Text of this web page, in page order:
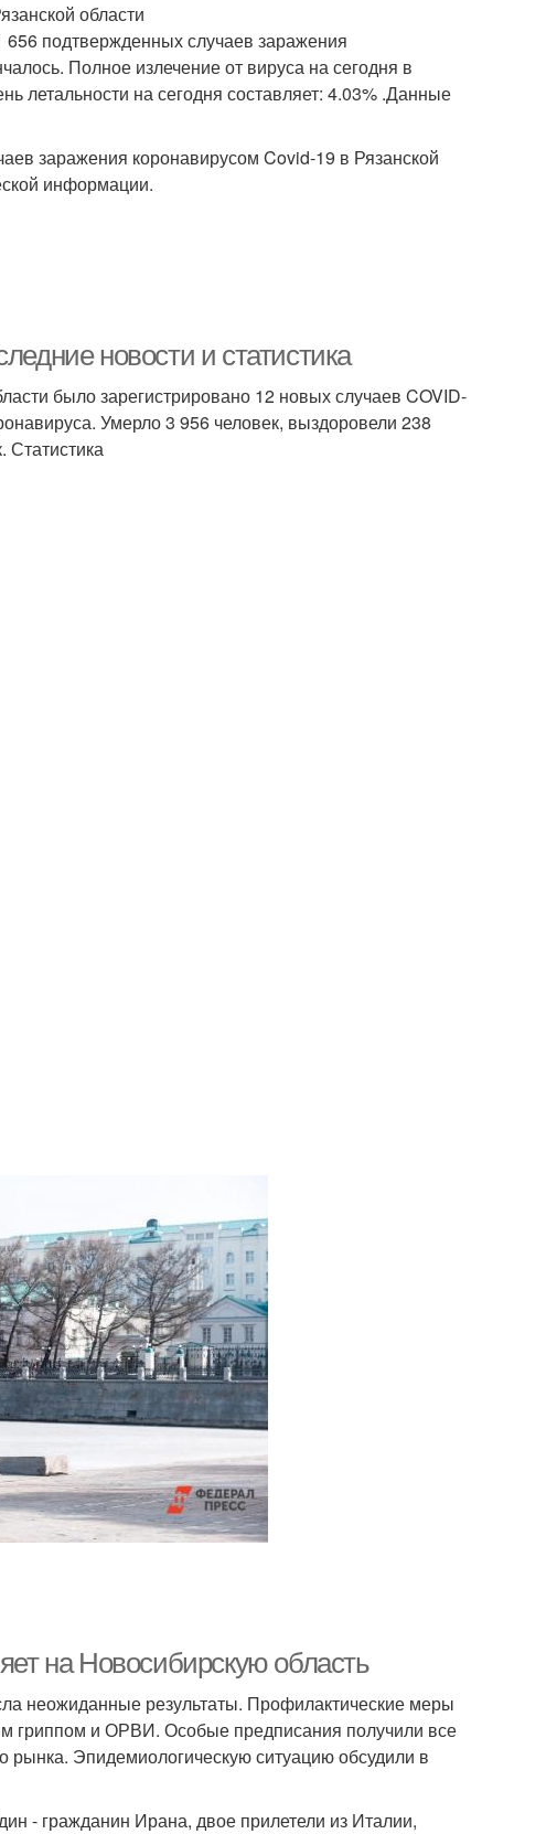
области
подтвержденных случаев заражения
Полное излечение от вируса на сегодня в
летальности на сегодня составляет: 4.03% .Данные
заражения коронавирусом Covid-19 в Рязанской
информации.
новости и статистика
было зарегистрировано 12 новых случаев COVID-
Умерло 3 956 человек, выздоровели 238
Статистика
на Новосибирскую область
неожиданные результаты. Профилактические меры
гриппом и ОРВИ. Особые предписания получили все
рынка. Эпидемиологическую ситуацию обсудили в
- гражданин Ирана, двое прилетели из Италии,